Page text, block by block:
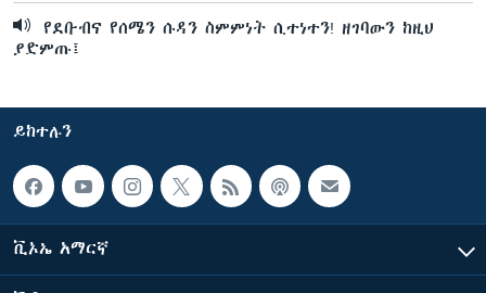
የደቡብና የሰሜን ሱዳን ስምምነት ሲተነተን! ዘገባውን ከዚህ
ያድምጡ፤
ይከተሉን
ቪኦኤ አማርኛ